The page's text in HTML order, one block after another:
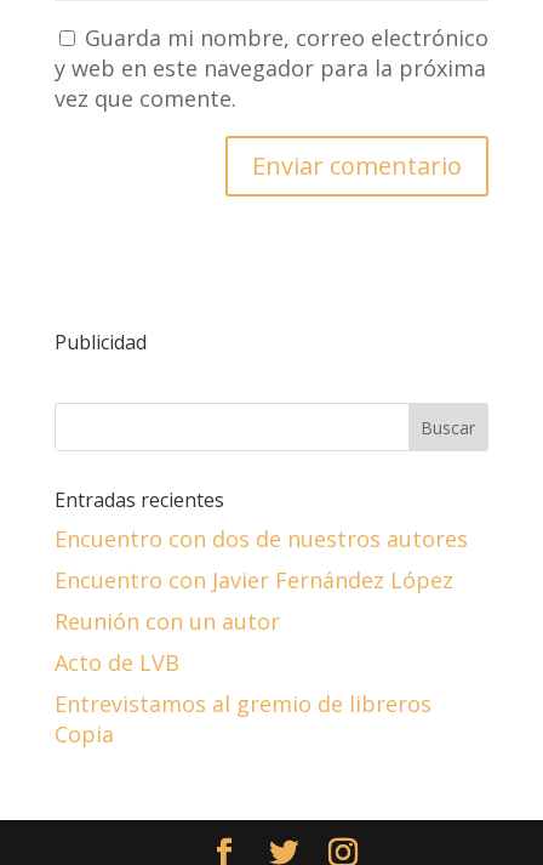
Guarda mi nombre, correo electrónico
y web en este navegador para la próxima
vez que comente.
Publicidad
Entradas recientes
Encuentro con dos de nuestros autores
Encuentro con Javier Fernández López
Reunión con un autor
Acto de LVB
Entrevistamos al gremio de libreros
Copia